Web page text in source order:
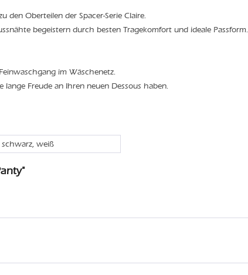
den Oberteilen der Spacer-Serie Claire.
begeistern durch besten Tragekomfort und ideale Passform.
im Wäschenetz.
Freude an Ihren neuen Dessous haben.
weiß